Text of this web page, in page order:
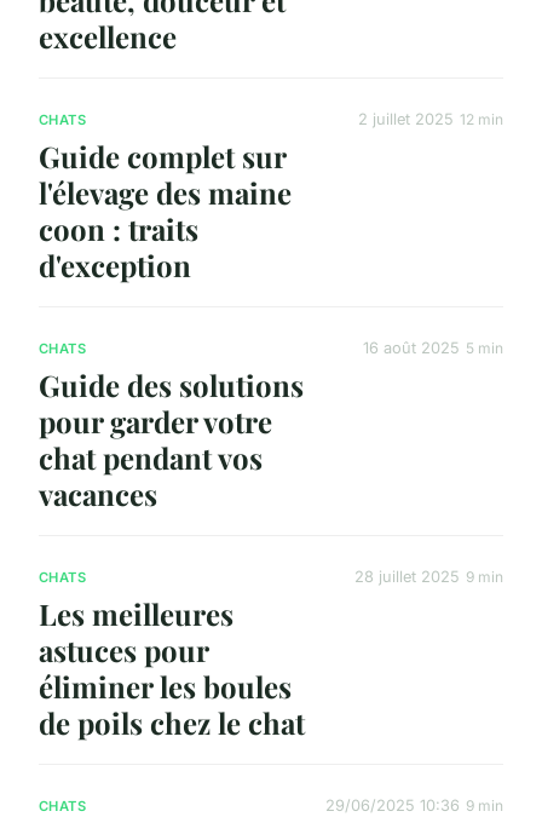
excellence
CHATS
Guide complet sur
l'élevage des maine
coon : traits
d'exception
2 juillet 2025 12 min
CHATS
Guide des solutions
pour garder votre
chat pendant vos
vacances
16 août 2025 5 min
CHATS
Les meilleures
astuces pour
éliminer les boules
de poils chez le chat
28 juillet 2025 9 min
CHATS 29/06/2025 10:36 9 min